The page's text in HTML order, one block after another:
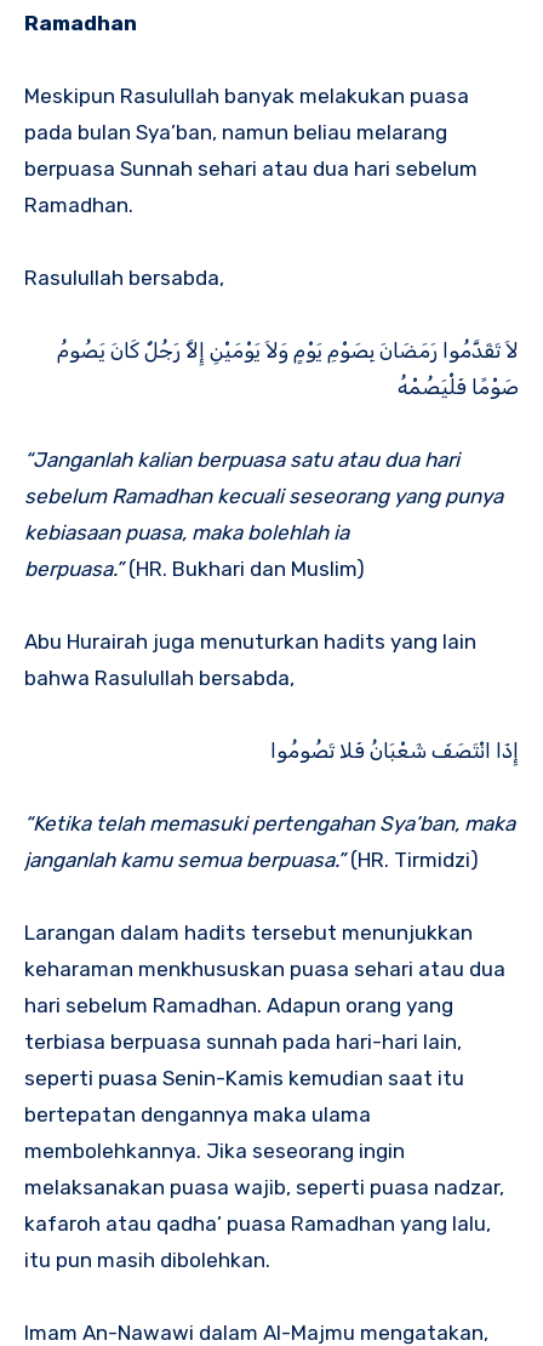
Ramadhan
Meskipun Rasulullah banyak melakukan puasa
pada bulan Sya’ban, namun beliau melarang
berpuasa Sunnah sehari atau dua hari sebelum
Ramadhan.
Rasulullah bersabda,
لاَ تَقَدَّمُوا رَمَضَانَ بِصَوْمِ يَوْمٍ وَلاَ يَوْمَيْنِ إِلاَّ رَجُلٌ كَانَ يَصُومُ
صَوْمًا فَلْيَصُمْهُ
“Janganlah kalian berpuasa satu atau dua hari
sebelum Ramadhan kecuali seseorang yang punya
kebiasaan puasa, maka bolehlah ia
berpuasa.”(HR. Bukhari dan Muslim)
Abu Hurairah juga menuturkan hadits yang lain
bahwa Rasulullah bersabda,
إِذَا انْتَصَفَ شَعْبَانُ فَلا تَصُومُوا
“Ketika telah memasuki pertengahan Sya’ban, maka
janganlah kamu semua berpuasa.”(HR. Tirmidzi)
Larangan dalam hadits tersebut menunjukkan
keharaman menkhususkan puasa sehari atau dua
hari sebelum Ramadhan. Adapun orang yang
terbiasa berpuasa sunnah pada hari-hari lain,
seperti puasa Senin-Kamis kemudian saat itu
bertepatan dengannya maka ulama
membolehkannya. Jika seseorang ingin
melaksanakan puasa wajib, seperti puasa nadzar,
kafaroh atau qadha’ puasa Ramadhan yang lalu,
itu pun masih dibolehkan.
Imam An-Nawawi dalam Al-Majmu mengatakan,